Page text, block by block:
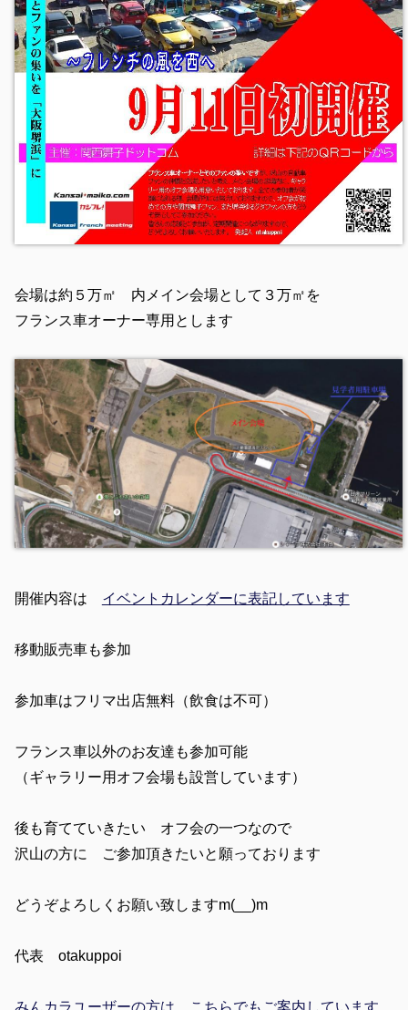
会場は約５万㎡ 内メイン会場として３万㎡を
フランス車オーナー専用とします
開催内容は イベントカレンダーに表記しています
移動販売車も参加
参加車はフリマ出店無料（飲食は不可）
フランス車以外のお友達も参加可能
（ギャラリー用オフ会場も設営しています）
後も育てていきたい オフ会の一つなので
沢山の方に ご参加頂きたいと願っております
どうぞよろしくお願い致しますm(__)m
代表 otakuppoi